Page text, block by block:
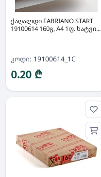
ქაღალდი FABRIANO START
19100614 160გ, A4 1ფ. ხატვი...
კოდი: 19100614_1C
0.20 ₾